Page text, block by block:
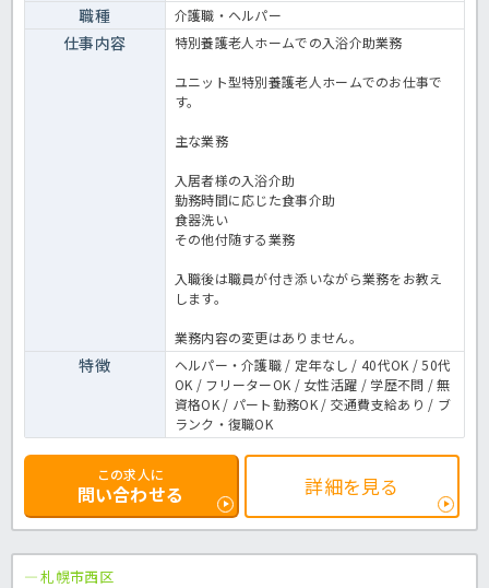
職種 介護職・ヘルパー
仕事内容 特別養護老人ホームでの入浴介助業務
ユニット型特別養護老人ホームでのお仕事で
す。
主な業務
入居者様の入浴介助
勤務時間に応じた食事介助
食器洗い
その他付随する業務
入職後は職員が付き添いながら業務をお教え
します。
業務内容の変更はありません。
特徴
ヘルパー・介護職 / 定年なし / 40代OK / 50代
OK / フリーターOK / 女性活躍 / 学歴不問 / 無
資格OK / パート勤務OK / 交通費支給あり / ブ
ランク・復職OK
この求人に
問い合わせる 詳細を見る
札幌市西区